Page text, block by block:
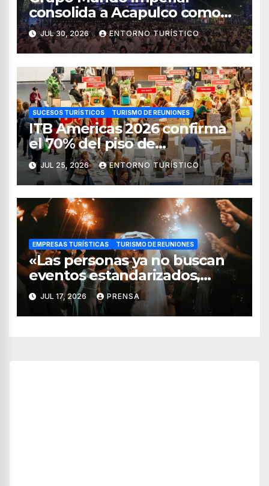
consolida a Acapulco como
destino líder para la industria
de reuniones
JUL 30, 2026 ENTORNO TURÍSTICO
SUCESOS TURÍSTICOS TURISMO DE REUNIONES
ITB Americas 2026 confirma
el 70% del piso de
exposición vendido
JUL 25, 2026 ENTORNO TURÍSTICO
EMPRESAS TURÍSTICAS TURISMO DE REUNIONES
«Las personas ya no buscan
eventos estandarizados,
quieren vivir experiencias»:
Adrián Pedraza
JUL 17, 2026 PRENSA